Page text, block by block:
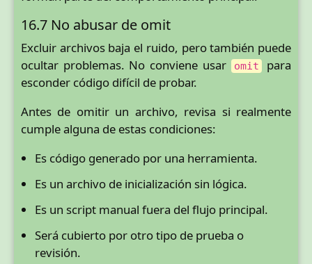
16.7 No abusar de omit
Excluir archivos baja el ruido, pero también puede
ocultar problemas. No conviene usar
omit
para
esconder código difícil de probar.
Antes de omitir un archivo, revisa si realmente
cumple alguna de estas condiciones:
Es código generado por una herramienta.
Es un archivo de inicialización sin lógica.
Es un script manual fuera del flujo principal.
Será cubierto por otro tipo de prueba o
revisión.